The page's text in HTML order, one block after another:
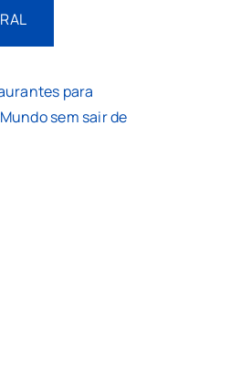
para
sem sair de